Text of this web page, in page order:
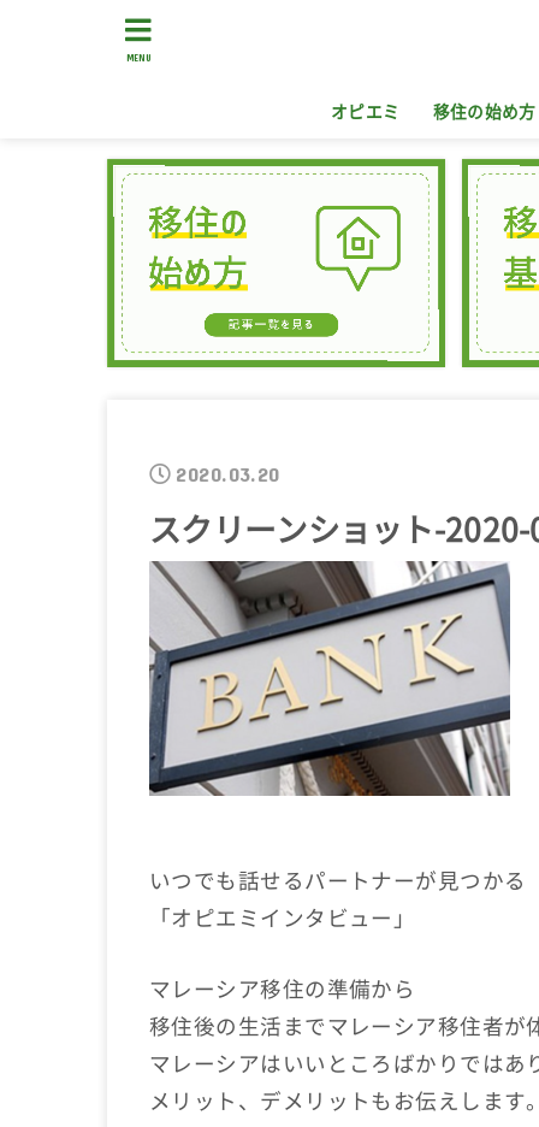
オピエミ 移住の始め方
MENU
2020.03.20
スクリーンショット-
いつでも話せるパートナーが見つかる
「オピエミインタビュー」
マレーシア移住の準備から
移住後の生活までマレーシア移住者
マレーシアはいいところばかりではあ
メリット、デメリットもお伝えします